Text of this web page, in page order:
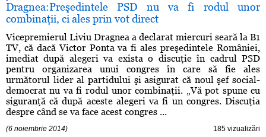
Dragnea:Preşedintele PSD nu va fi rodul unor
combinaţii, ci ales prin vot direct
Vicepremierul Liviu Dragnea a declarat miercuri seară la B1
TV, că dacă Victor Ponta va fi ales preşedintele României,
imediat după alegeri va exista o discuţie în cadrul PSD
pentru organizarea unui congres în care să fie ales
următorul lider al partidului şi asigurat că noul şef social-
democrat nu va fi rodul unor combinaţii. „Vă pot spune cu
siguranţă că după aceste alegeri va fi un congres. Discuţia
despre când se va face acest congres ...
(6 noiembrie 2014) 185 vizualizări